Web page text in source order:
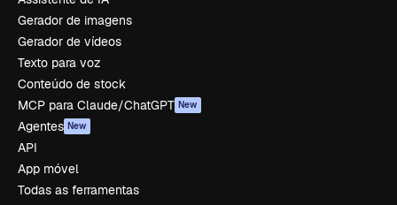
Gerador de imagens
Gerador de vídeos
Texto para voz
Conteúdo de stock
MCP para Claude/ChatGPT New
Agentes New
API
App móvel
Todas as ferramentas